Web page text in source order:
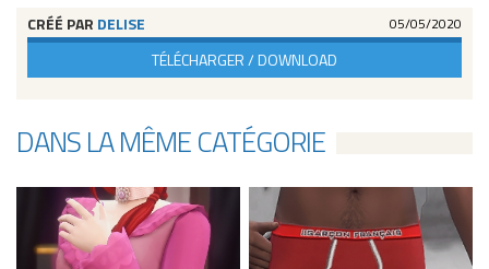
CRÉÉ PAR DELISE 05/05/2020
TÉLÉCHARGER / DOWNLOAD
DANS LA MÊME CATÉGORIE